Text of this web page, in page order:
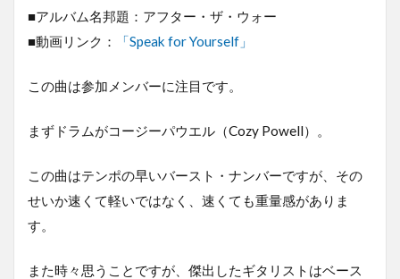
■アルバム名邦題：アフター・ザ・ウォー
■動画リンク：
「Speak for Yourself」
この曲は参加メンバーに注目です。
まずドラムがコージーパウエル（Cozy Powell）。
この曲はテンポの早いバースト・ナンバーですが、その
せいか速くて軽いではなく、速くても重量感がありま
す。
また時々思うことですが、傑出したギタリストはベース